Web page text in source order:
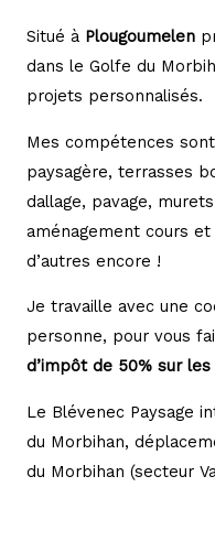
Situé à Plougoumelen
dans le Golfe du
projets personnalisés.
Mes compétences
paysagère, terrasses
dallage, pavage,
aménagement cours
d’autres encore !
Je travaille avec une
personne, pour vous
d’impôt de 50% sur
Le Blévenec Paysage
du Morbihan,
du Morbihan (secteur